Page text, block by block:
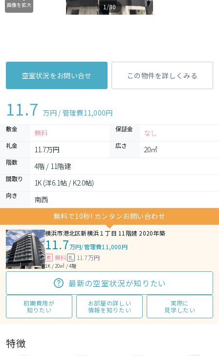
画像を拡大 1/30
空室状況をお問い合せ この物件を詳しくみる
11.7 万円 / 管理費11,000円
敷金 無料 保証金 なし
礼金 11.7万円 広さ 20㎡
階数 4階 / 11階建
間取り 1K (洋6.1帖 / K2.0帖)
向き
南西
無料で10秒! カンタンお問い合わせ
横浜市港北区新横浜１丁目 11階建 2020年築
11.7万円/管理費11,000円
敷 無料 礼 11.7万円
1K / 20㎡ / 4階
最新の空室状況が知りたい
初期費用が
知りたい
お部屋の詳しい
情報を知りたい
実際に
見学したい
特徴